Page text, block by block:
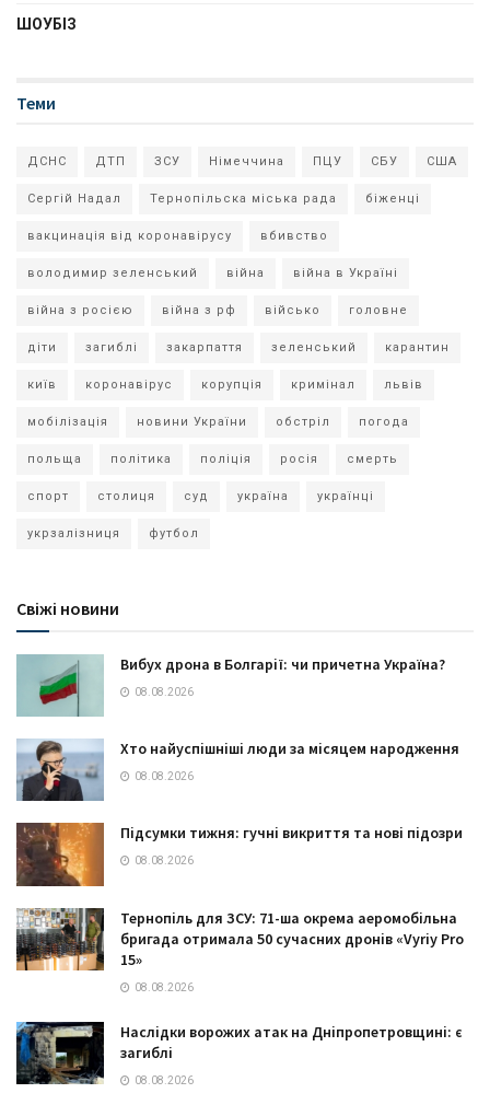
ШОУБІЗ
Теми
ДСНС ДТП ЗСУ Німеччина ПЦУ СБУ США
Сергій Надал Тернопільска міська рада біженці
вакцинація від коронавірусу вбивство
володимир зеленський війна війна в Україні
війна з росією війна з рф військо головне
діти загиблі закарпаття зеленський карантин
київ коронавірус корупція кримінал львів
мобілізація новини України обстріл погода
польща політика поліція росія смерть
спорт столиця суд україна українці
укрзалізниця футбол
Свіжі новини
Вибух дрона в Болгарії: чи причетна Україна?
08.08.2026
Хто найуспішніші люди за місяцем народження
08.08.2026
Підсумки тижня: гучні викриття та нові підозри
08.08.2026
Тернопіль для ЗСУ: 71-ша окрема аеромобільна
бригада отримала 50 сучасних дронів «Vyriy Pro
15»
08.08.2026
Наслідки ворожих атак на Дніпропетровщині: є
загиблі
08.08.2026